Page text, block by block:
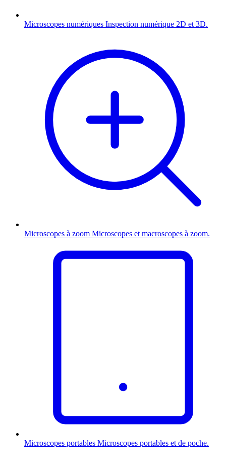
Microscopes numériques Inspection numérique 2D et 3D.
Microscopes à zoom Microscopes et macroscopes à zoom.
Microscopes portables Microscopes portables et de poche.